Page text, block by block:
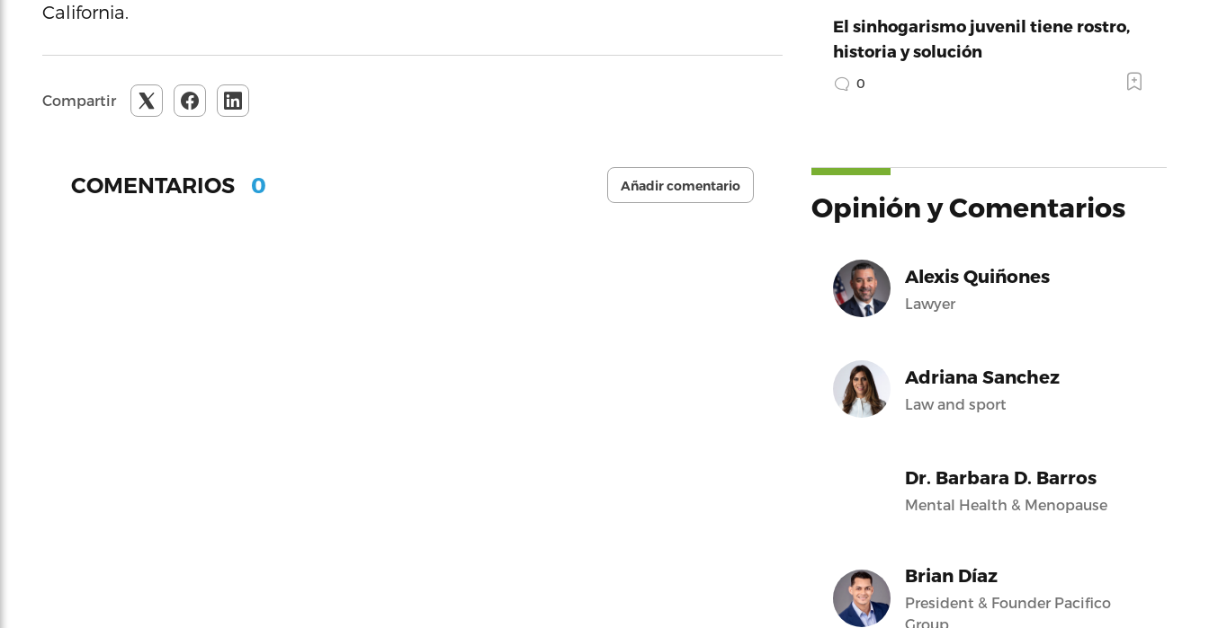
California.
Compartir
COMENTARIOS 0 Añadir comentario
El sinhogarismo juvenil tiene rostro,
historia y solución
0
Opinión y Comentarios
Alexis Quiñones
Lawyer
Adriana Sanchez
Law and sport
Dr. Barbara D. Barros
Mental Health & Menopause
Brian Díaz
President & Founder Pacifico
Group